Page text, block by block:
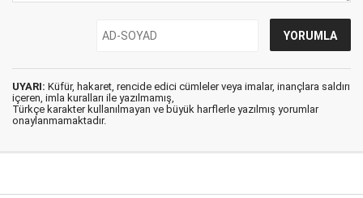
UYARI: Küfür, hakaret, rencide edici cümleler veya imalar, inançlara saldırı
içeren, imla kuralları ile yazılmamış,
Türkçe karakter kullanılmayan ve büyük harflerle yazılmış yorumlar
onaylanmamaktadır.